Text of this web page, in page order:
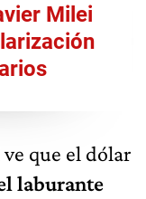
Milei
que el dólar
laburante